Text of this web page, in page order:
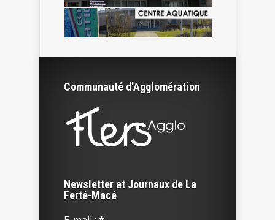
Communauté d'Agglomération
Newsletter et Journaux de La
Ferté-Macé